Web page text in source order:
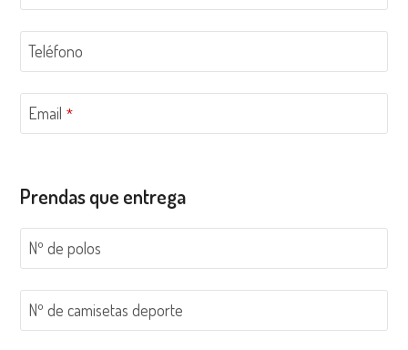
Teléfono
Email *
Prendas que entrega
Nº de polos
Nº de camisetas deporte